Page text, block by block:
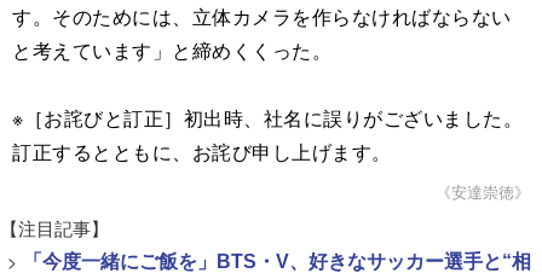
す。そのためには、立体カメラを作らなければならない
と考えています」と締めくくった。
※［お詫びと訂正］初出時、社名に誤りがございました。
訂正するとともに、お詫び申し上げます。
《安達崇徳》
【注目記事】
>
「今度一緒にご飯を」BTS・V、好きなサッカー選手と“相